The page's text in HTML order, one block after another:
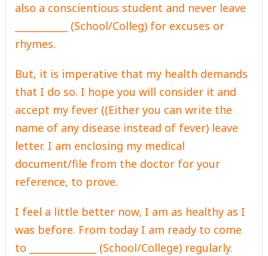
also a conscientious student and never leave
___________ (School/Colleg) for excuses or
rhymes.
But, it is imperative that my health demands
that I do so. I hope you will consider it and
accept my fever ((Either you can write the
name of any disease instead of fever) leave
letter. I am enclosing my medical
document/file from the doctor for your
reference, to prove.
I feel a little better now, I am as healthy as I
was before. From today I am ready to come
to ______________ (School/College) regularly.